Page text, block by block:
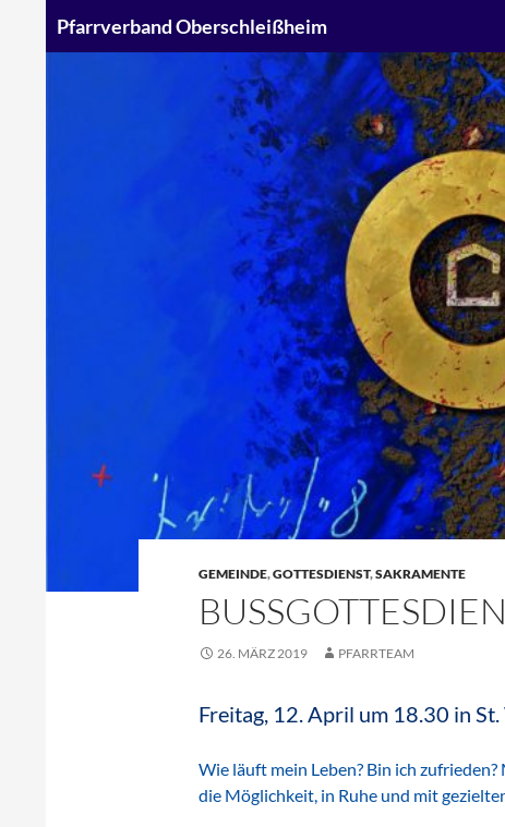
Pfarrverband Oberschleißheim
GEMEINDE,GOTTESDIENST,SAKRAMENTE
26. MÄRZ 2019 PFARRTEAM
Freitag, 12. April um 18.30 in
Wie läuft mein Leben? Bin ich
die Möglichkeit, in Ruhe und mit